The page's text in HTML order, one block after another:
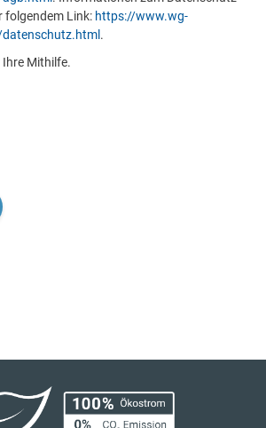
folgendem Link: https://www.wg-
.
Ihre Mithilfe.